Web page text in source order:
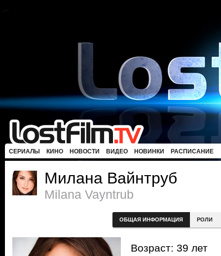
СЕРИАЛЫ КИНО НОВОСТИ ВИДЕО НОВИНКИ РАСПИСАНИЕ
Милана Вайнтруб
Milana Vayntrub
ОБЩАЯ ИНФОРМАЦИЯ РОЛИ
Возраст: 39 лет